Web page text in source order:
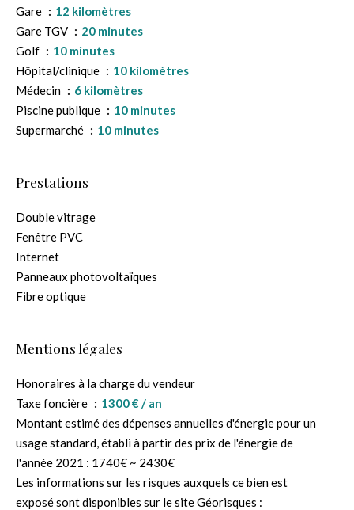
Gare
12 kilomètres
Gare TGV
20 minutes
Golf
10 minutes
Hôpital/clinique
10 kilomètres
Médecin
6 kilomètres
Piscine publique
10 minutes
Supermarché
10 minutes
Prestations
Double vitrage
Fenêtre PVC
Internet
Panneaux photovoltaïques
Fibre optique
Mentions légales
Honoraires à la charge du vendeur
Taxe foncière
1300 € / an
Montant estimé des dépenses annuelles d'énergie pour un
usage standard, établi à partir des prix de l'énergie de
l'année 2021 : 1740€ ~ 2430€
Les informations sur les risques auxquels ce bien est
exposé sont disponibles sur le site Géorisques :